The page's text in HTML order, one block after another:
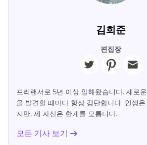
김희준
편집장
프리랜서로 5년 이상 일해왔습니다. 새로
을 발견할 때마다 항상 감탄합니다. 인생
지만, 제 자신은 한계를 모릅니다.
모든 기사 보기